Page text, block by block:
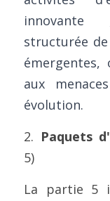
MDR
SESIP
IoT de la
innovante
structurée
aux
évolution.
2. Paquets
5)
La partie 5